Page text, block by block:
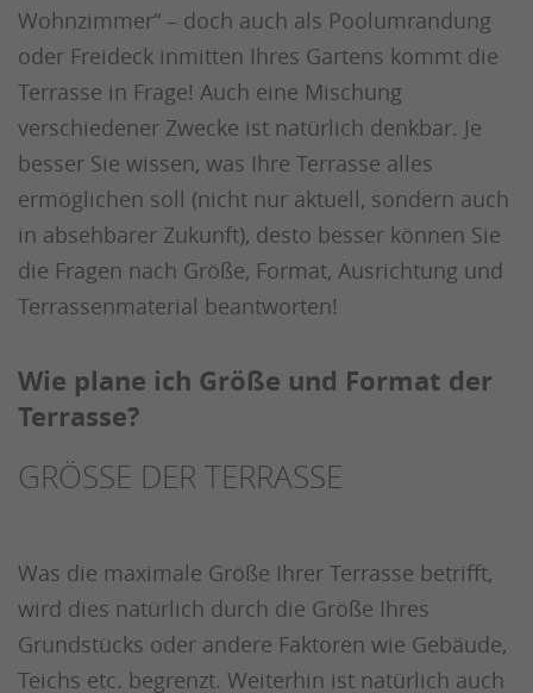
Wohnzimmer“ – doch auch als Poolumrandung
oder Freideck inmitten Ihres Gartens kommt die
Terrasse in Frage! Auch eine Mischung
verschiedener Zwecke ist natürlich denkbar. Je
besser Sie wissen, was Ihre Terrasse alles
ermöglichen soll (nicht nur aktuell, sondern auch
in absehbarer Zukunft), desto besser können Sie
die Fragen nach Größe, Format, Ausrichtung und
Terrassenmaterial beantworten!
Wie plane ich Größe und Format der
Terrasse?
GRÖSSE DER TERRASSE
Was die maximale Größe Ihrer Terrasse betrifft,
wird dies natürlich durch die Größe Ihres
Grundstücks oder andere Faktoren wie Gebäude,
Teichs etc. begrenzt. Weiterhin ist natürlich auch